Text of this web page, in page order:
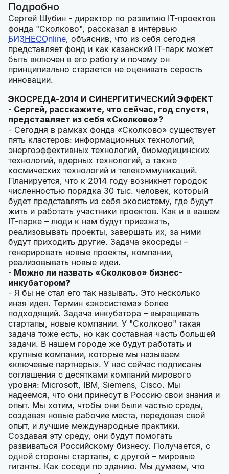
Подробно
Сергей Шубин - директор по развитию IТ-проектов
фонда "Сколково", рассказал в интервью
БИЗНЕСOnline, объяснив, что из себя сегодня
представляет фонд и как казанский IT-парк может
быть включен в его работу и почему он
принципиально старается не оценивать серость
инновации.
ЭКОСРЕДА-2014 И СИНЕРГИТИЧЕСКИЙ ЭФФЕКТ
- Сергей, расскажите, что сейчас, год спустя,
представляет из себя «Сколково»?
- Сегодня в рамках фонда «Сколково» существует
пять кластеров: информационных технологий,
энергоэффективных технологий, биомедицинских
технологий, ядерных технологий, а также
космических технологий и телекоммуникаций.
Планируется, что к 2014 году возникнет городок
численностью порядка 30 тыс. человек, который
будет представлять из себя экосистему, где будут
жить и работать участники проектов. Как и в вашем
IT-парке – люди к нам будут приезжать,
реализовывать проекты, завершать их, за ними
будут приходить другие. Задача экосреды –
генерировать новые проекты, компании,
реализовывать новые идеи.
- Можно ли назвать «Сколково» бизнес-
инкубатором?
- Я бы не стал его так называть. Это несколько
иная идея. Термин «экосистема» более
подходящий. Задача инкубатора – выращивать
стартапы, новые компании. У "Сколково" такая
задача тоже есть, но как составная часть большей
задачи. В нашем городе же будут работать и
крупные компании, которые мы называем
«ключевые партнеры». У нас сейчас подписаны
соглашения с десятками компаний мирового
уровня: Microsoft, IBM, Siemens, Cisco. Мы
надеемся, что они принесут в Россию свои знания и
опыт. Мы хотим, чтобы они были частью среды,
создавая новые рабочие места, передовая свой
опыт, и лучшие международные практики.
Создавая эту среду, они будут помогать
развиваться Российскому бизнесу. Получается, с
одной стороны стартапы, с другой – мировые
гиганты. Как соседи по зданию. Мы думаем, что